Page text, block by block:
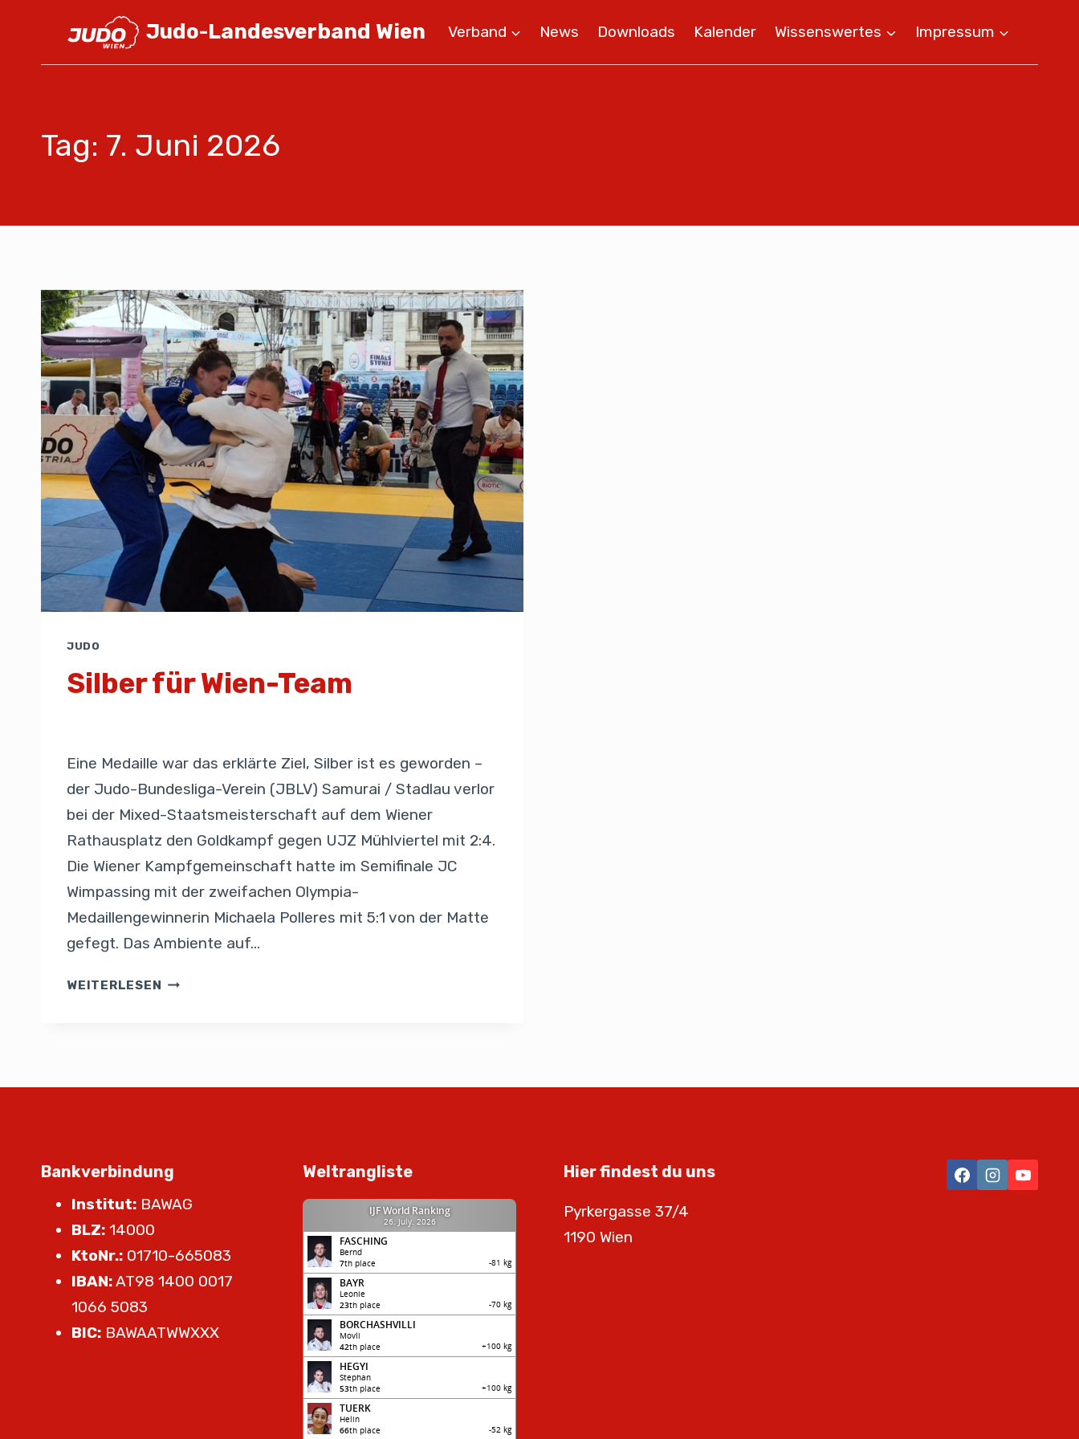
Judo-Landesverband Wien Verband News Downloads Kalender Wissenswertes Impressum
Tag: 7. Juni 2026
JUDO
Silber für Wien-Team
Eine Medaille war das erklärte Ziel, Silber ist es geworden –
der Judo-Bundesliga-Verein (JBLV) Samurai / Stadlau verlor
bei der Mixed-Staatsmeisterschaft auf dem Wiener
Rathausplatz den Goldkampf gegen UJZ Mühlviertel mit 2:4.
Die Wiener Kampfgemeinschaft hatte im Semifinale JC
Wimpassing mit der zweifachen Olympia-
Medaillengewinnerin Michaela Polleres mit 5:1 von der Matte
gefegt. Das Ambiente auf…
WEITERLESEN
Bankverbindung
Institut: BAWAG
BLZ: 14000
KtoNr.: 01710-665083
IBAN:AT98 1400 0017
1066 5083
BIC: BAWAATWWXXX
Weltrangliste Hier findest du uns
Pyrkergasse 37/4
1190 Wien